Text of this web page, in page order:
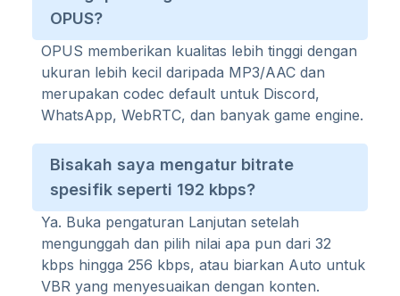
OPUS?
OPUS memberikan kualitas lebih tinggi dengan
ukuran lebih kecil daripada MP3/AAC dan
merupakan codec default untuk Discord,
WhatsApp, WebRTC, dan banyak game engine.
Bisakah saya mengatur bitrate
spesifik seperti 192 kbps?
Ya. Buka pengaturan Lanjutan setelah
mengunggah dan pilih nilai apa pun dari 32
kbps hingga 256 kbps, atau biarkan Auto untuk
VBR yang menyesuaikan dengan konten.